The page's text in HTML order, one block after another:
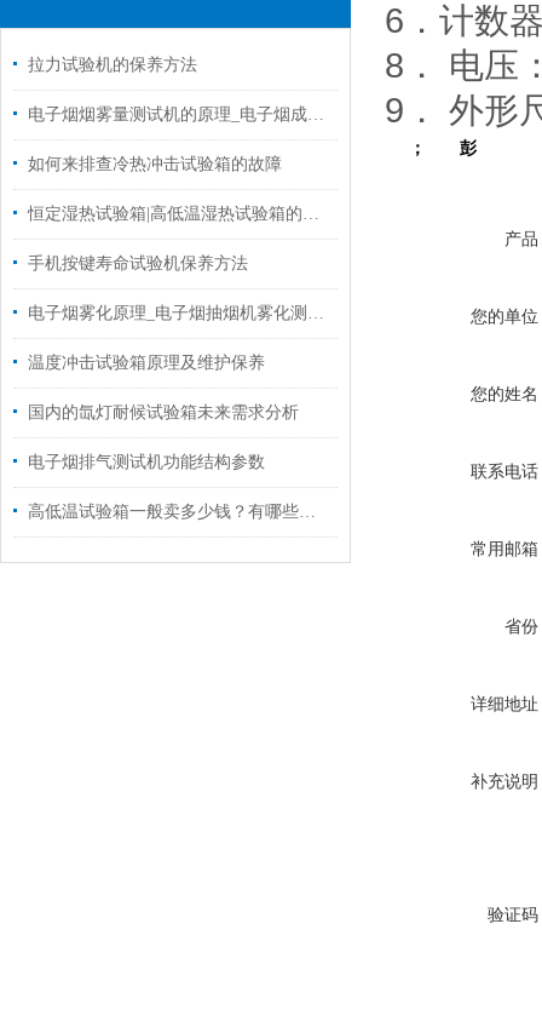
拉力试验机的保养方法
电子烟烟雾量测试机的原理_电子烟成分结构
如何来排查冷热冲击试验箱的故障
恒定湿热试验箱|高低温湿热试验箱的电气安装条件
手机按键寿命试验机保养方法
电子烟雾化原理_电子烟抽烟机雾化测试设备
温度冲击试验箱原理及维护保养
国内的氙灯耐候试验箱未来需求分析
电子烟排气测试机功能结构参数
高低温试验箱一般卖多少钱？有哪些方面作为参考
6．计数
8． 电压
9． 外形
； 彭
产品
您的单位
您的姓名
联系电话
常用邮箱
省份
详细地址
补充说明
验证码